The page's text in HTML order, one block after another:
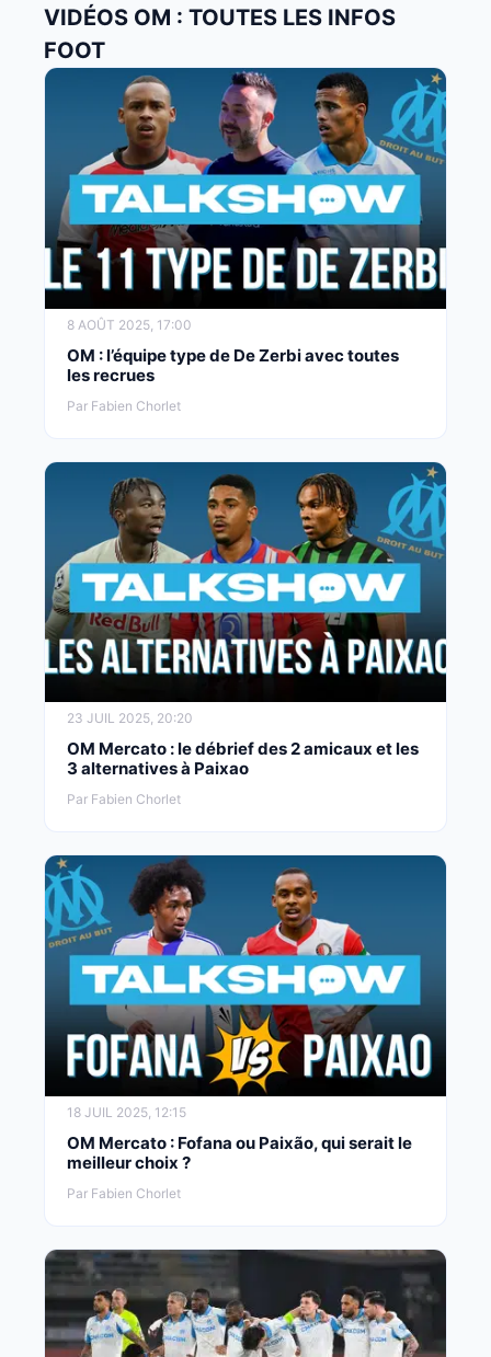
VIDÉOS OM : TOUTES LES INFOS
FOOT
8 AOÛT 2025, 17:00
OM : l’équipe type de De Zerbi avec toutes
les recrues
Par Fabien Chorlet
23 JUIL 2025, 20:20
OM Mercato : le débrief des 2 amicaux et les
3 alternatives à Paixao
Par Fabien Chorlet
18 JUIL 2025, 12:15
OM Mercato : Fofana ou Paixão, qui serait le
meilleur choix ?
Par Fabien Chorlet